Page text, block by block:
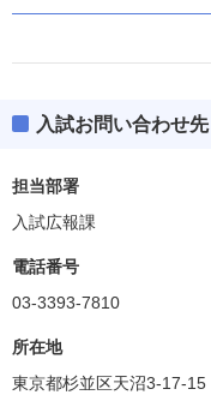
入試お問い合わせ先
担当部署
入試広報課
電話番号
03-3393-7810
所在地
東京都杉並区天沼3-17-15